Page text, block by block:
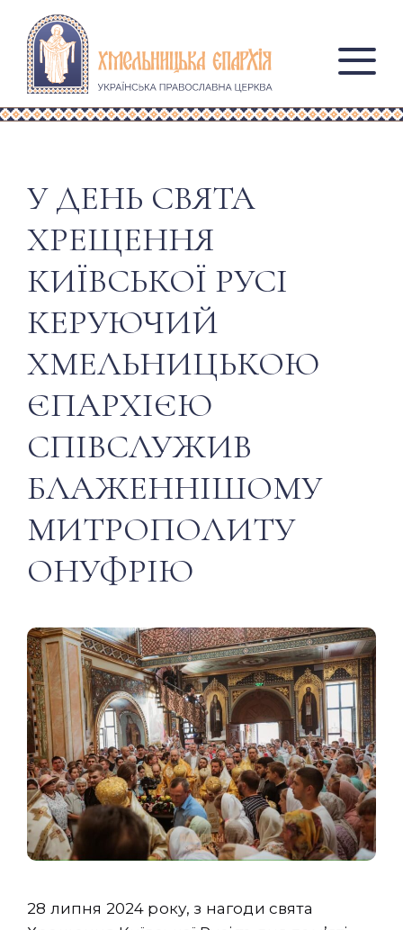
У ДЕНЬ СВЯТА
ХРЕЩЕННЯ
КИЇВСЬКОЇ РУСІ
КЕРУЮЧИЙ
ХМЕЛЬНИЦЬКОЮ
ЄПАРХІЄЮ
СПІВСЛУЖИВ
БЛАЖЕННІШОМУ
МИТРОПОЛИТУ
ОНУФРІЮ
28 липня 2024 року, з нагоди свята